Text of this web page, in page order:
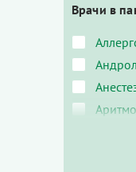
Врачи в